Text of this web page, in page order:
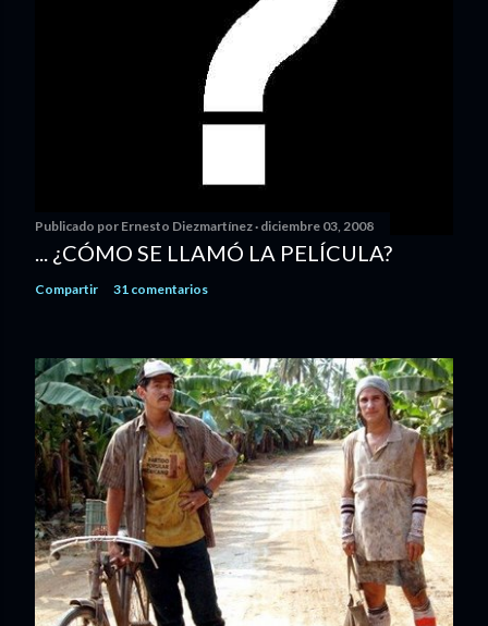
Publicado por Ernesto Diezmartínez diciembre 03, 2008
... ¿CÓMO SE LLAMÓ LA PELÍCULA?
Compartir 31 comentarios